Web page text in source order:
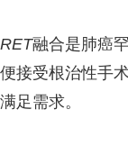
RET融合是肺癌
便接受根治性手
满足需求。